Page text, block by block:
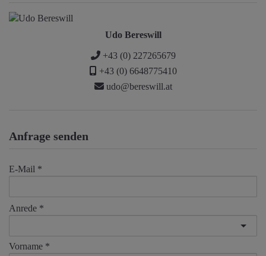
Udo Bereswill
+43 (0) 227265679
+43 (0) 6648775410
udo@bereswill.at
Anfrage senden
E-Mail
Anrede
Vorname